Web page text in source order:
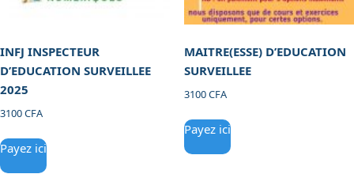
INFJ INSPECTEUR
D’EDUCATION SURVEILLEE
2025
3100CFA
Payez ici
MAITRE(ESSE) D’EDUCATION
SURVEILLEE
3100CFA
Payez ici